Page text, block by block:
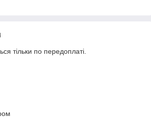
тільки по передоплаті.